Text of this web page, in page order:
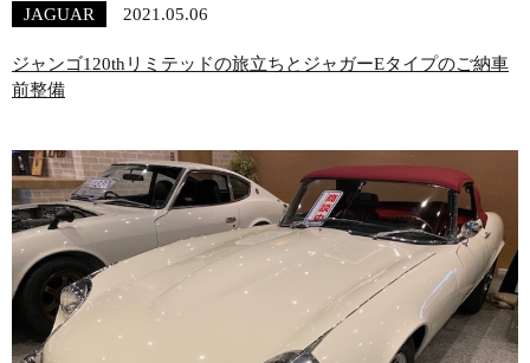
JAGUAR 2021.05.06
ジャンゴ120thリミテッドの旅立ちとジャガーEタイプのご納車
前整備